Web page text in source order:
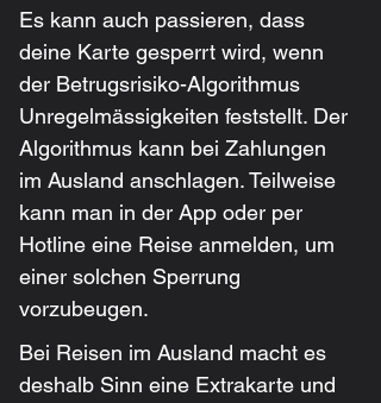
Es kann auch passieren, dass
deine Karte gesperrt wird, wenn
der Betrugsrisiko-Algorithmus
Unregelmässigkeiten feststellt. Der
Algorithmus kann bei Zahlungen
im Ausland anschlagen. Teilweise
kann man in der App oder per
Hotline eine Reise anmelden, um
einer solchen Sperrung
vorzubeugen.
Bei Reisen im Ausland macht es
deshalb Sinn eine Extrakarte und